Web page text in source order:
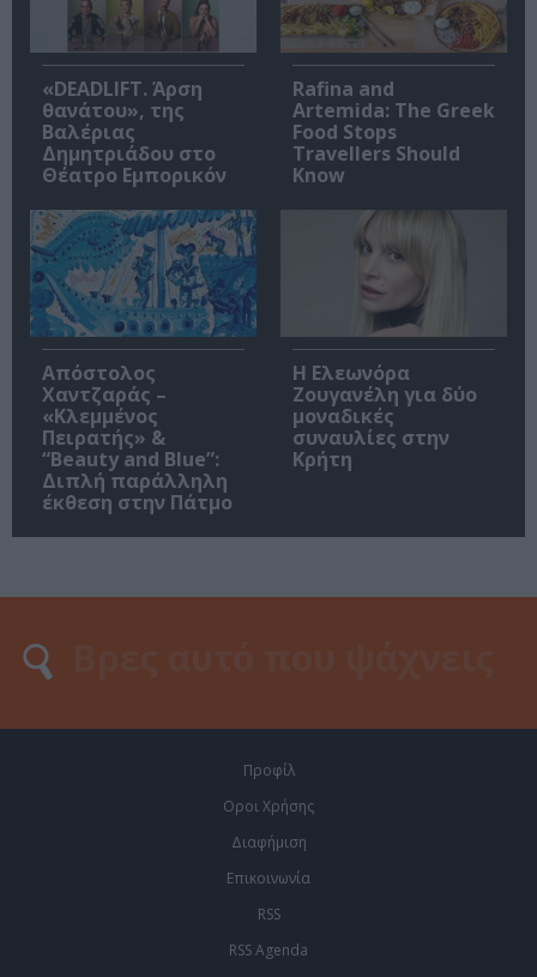
«DEADLIFT. Άρση
θανάτου», της
Βαλέριας
Δημητριάδου στο
Θέατρο Εμπορικόν
Rafina and
Artemida: The Greek
Food Stops
Travellers Should
Know
Απόστολος
Χαντζαράς –
«Κλεμμένος
Πειρατής» &
“Beauty and Blue”:
Διπλή παράλληλη
έκθεση στην Πάτμο
Η Ελεωνόρα
Ζουγανέλη για δύο
μοναδικές
συναυλίες στην
Κρήτη
Προφίλ
Οροι Χρήσης
Διαφήμιση
Επικοινωνία
RSS
RSS Agenda